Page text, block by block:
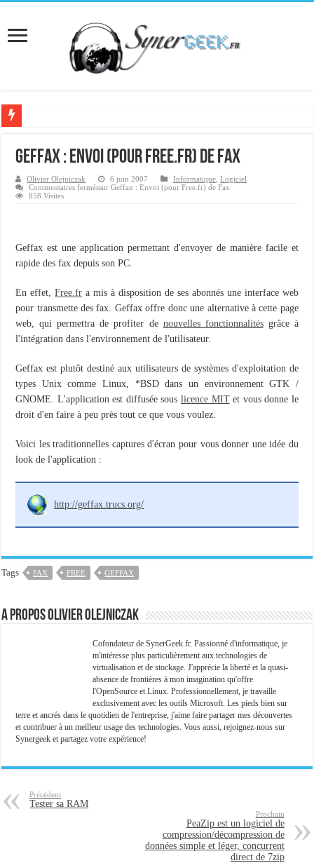
Comprendre le CPF, DIF, FNE et mon compte formation...
Supprimer une boite partagée avec outlook 2010 ou 2013 (environnement
Veille technologique du 17-01-2016
Memento - Centos revenir en arrière après un yum update
Importer du contenu XML dans une table SQL serveur
OnlyOffice, une solution CRM/Gestion documents et plus encore...
Geffax : Envoi (pour Free.fr) de Fax
Olivier Olejniczak 6 juin 2007 Informatique ,Logiciel
Commentaires ferméssur Geffax : Envoi (pour Free.fr) de Fax
858 Visites
Geffax est une application permettant d'envoyer de manière facile et
rapide des fax depuis son PC.
En effet,Free.fr a mis à disposition de ses abonnés une interface web
pour transmette des fax. Geffax offre donc une alternative à cette page
web, qui permettra de profiter de nouvelles fonctionnalitésgrâce à
l'intégration dans l'environnement de l'utilisateur.
Geffax est plutôt destiné aux utilisateurs de systèmes d'exploitation de
types Unix comme Linux, *BSD dans un environnement GTK /
GNOME. L'application est diffusée sous licence MITet vous donne le
droit d'en faire à peu près tout ce que vous voulez.
Voici les traditionnelles captures d'écran pour vous donner une idée du
look de l'application :
http://geffax.trucs.org/
Tags FAX FREE GEFFAX
A propos Olivier Olejniczak
Cofondateur de SynerGeek.fr. Passionné d'informatique, je
m'intéresse plus particulièrement aux technologies de
virtualisation et de stockage. J'apprécie la liberté et la quasi-
absence de frontières à mon imagination qu'offre
l'OpenSource et Linux. Professionnellement, je travaille
exclusivement avec les outils Microsoft. Les pieds bien sur
terre et ancrés dans le quotidien de l'entreprise, j'aime faire partager mes découvertes
et contribuer à un meilleur usage des technologies. Vous aussi, rejoignez-nous sur
Synergeek et partagez votre expérience!
Précédent
Tester sa RAM
Prochain
PeaZip est un logiciel de
compression/décompression de
données simple et léger, concurrent
direct de 7zip